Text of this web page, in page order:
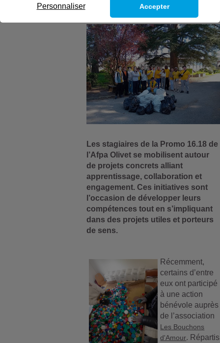
Les stagiaires de la Promo 16.18 de
l’Afpa Olivet se mobilisent autour
de projets concrets alliant
apprentissage, collaboration et
engagement. Ces initiatives sont
l’occasion de développer leurs
compétences tout en s’impliquant
dans des projets utiles et porteurs
de sens.
Récemment,
certains d’entre
eux ont participé
à une action
bénévole auprès
de l’association
Les Bouchons
d'Amour. Répartis
Personnaliser Accepter